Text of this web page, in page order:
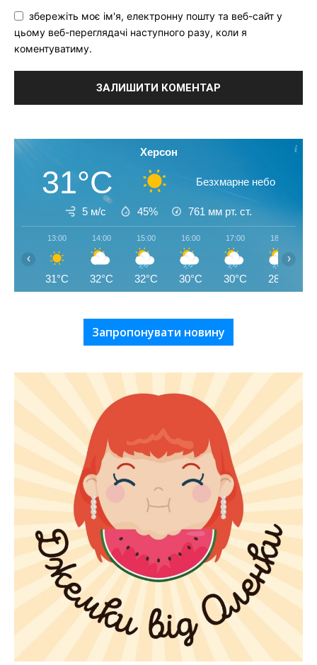
збережіть моє ім'я, електронну пошту та веб-сайт у
цьому веб-переглядачі наступного разу, коли я
коментуватиму.
Херсон
31°C Безхмарне небо
5 м/с 45% 761 мм рт. ст.
13:00
31°C
14:00
32°C
15:00
32°C
16:00
30°C
17:00
30°C
18:00
28°C
‹ ›
Запропонувати новину